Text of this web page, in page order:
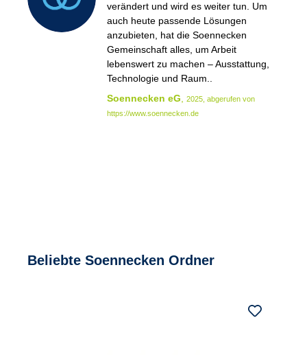
verändert und wird es weiter tun. Um
auch heute passende Lösungen
anzubieten, hat die Soennecken
Gemeinschaft alles, um Arbeit
lebenswert zu machen – Ausstattung,
Technologie und Raum..
Soennecken eG
2025, abgerufen von
https://www.soennecken.de
Beliebte Soennecken Ordner